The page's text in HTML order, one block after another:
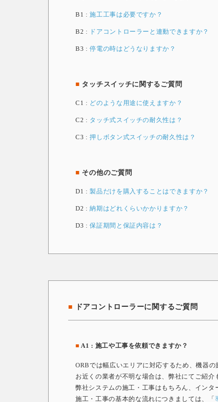
B1 :施工工事は必要ですか？
B2 : ドアコントローラーと連動できますか？
B3 :停電の時はどうなりますか？
■ タッチスイッチに関するご質問
C1 : どのような用途に使えますか？
C2 : タッチ式スイッチの耐久性は？
C3 :押しボタン式スイッチの耐久性は？
■ その他のご質問
D1 :製品だけを購入することはできますか？
D2 :納期はどれくらいかかりますか？
D3 :保証期間と保証内容は？
■ ドアコントローラーに関するご質問
■ A1 : 施工や工事を依頼できますか？
ORBでは幅広いエリアに対応するため、機器
お近くの業者が不明な場合は、弊社にてご紹介
弊社システムの施工・工事はもちろん、イン
施工・工事の基本的な流れにつきましては、「